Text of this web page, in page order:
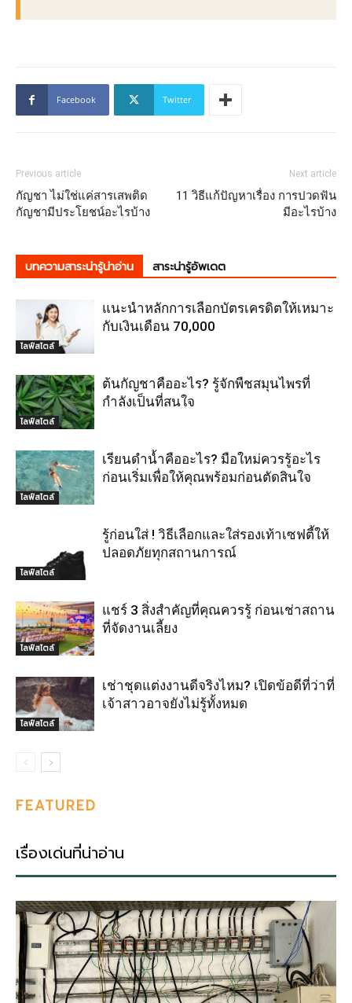
Facebook Twitter
Previous article
กัญชา ไม่ใช่แค่สารเสพติด
กัญชามีประโยชน์อะไรบ้าง
Next article
11 วิธีแก้ปัญหาเรื่อง การปวดฟัน
มีอะไรบ้าง
บทความสาระน่ารู้น่าอ่าน สาระน่ารู้อัพเดต
ไลฟ์สไตล์
แนะนำหลักการเลือกบัตรเครดิตให้เหมาะ
กับเงินเดือน 70,000
ไลฟ์สไตล์
ต้นกัญชาคืออะไร? รู้จักพืชสมุนไพรที่
กำลังเป็นที่สนใจ
ไลฟ์สไตล์
เรียนดำน้ำคืออะไร? มือใหม่ควรรู้อะไร
ก่อนเริ่มเพื่อให้คุณพร้อมก่อนตัดสินใจ
ไลฟ์สไตล์
รู้ก่อนใส่ ! วิธีเลือกและใส่รองเท้าเซฟตี้ให้
ปลอดภัยทุกสถานการณ์
ไลฟ์สไตล์
แชร์ 3 สิ่งสำคัญที่คุณควรรู้ ก่อนเช่าสถาน
ที่จัดงานเลี้ยง
ไลฟ์สไตล์
เช่าชุดแต่งงานดีจริงไหม? เปิดข้อดีที่ว่าที่
เจ้าสาวอาจยังไม่รู้ทั้งหมด
FEATURED
เรื่องเด่นที่น่าอ่าน